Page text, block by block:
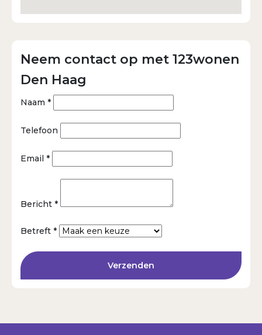
Neem contact op met 123wonen
Den Haag
Naam *
Telefoon
Email *
Bericht *
Betreft *
Verzenden